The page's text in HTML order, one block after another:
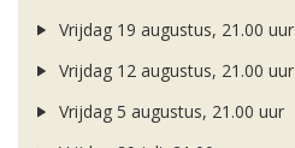
Vrijdag 19 augustus, 21.00 uur
Vrijdag 12 augustus, 21.00 uur
Vrijdag 5 augustus, 21.00 uur